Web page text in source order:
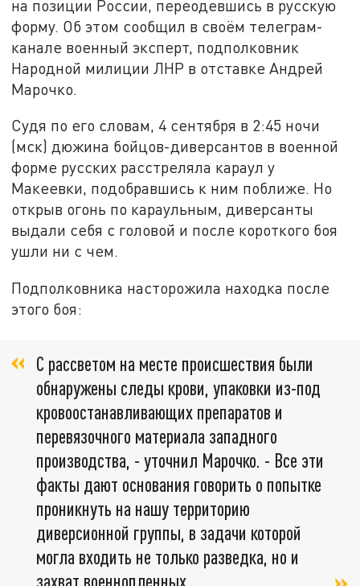
на позиции России, переодевшись в русскую
форму. Об этом сообщил в своём телеграм-
канале военный эксперт, подполковник
Народной милиции ЛНР в отставке Андрей
Марочко.
Судя по его словам, 4 сентября в 2:45 ночи
(мск) дюжина бойцов-диверсантов в военной
форме русских расстреляла караул у
Макеевки, подобравшись к ним поближе. Но
открыв огонь по караульным, диверсанты
выдали себя с головой и после короткого боя
ушли ни с чем.
Подполковника насторожила находка после
этого боя:
С рассветом на месте происшествия были
обнаружены следы крови, упаковки из-под
кровоостанавливающих препаратов и
перевязочного материала западного
производства, - уточнил Марочко. - Все эти
факты дают основания говорить о попытке
проникнуть на нашу территорию
диверсионной группы, в задачи которой
могла входить не только разведка, но и
захват военнопленных.